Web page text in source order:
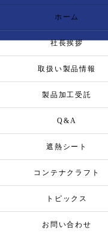
ホーム
社長挨拶
取扱い製品情報
製品加工受託
Q&A
遮熱シート
コンテナクラフト
トピックス
お問い合わせ